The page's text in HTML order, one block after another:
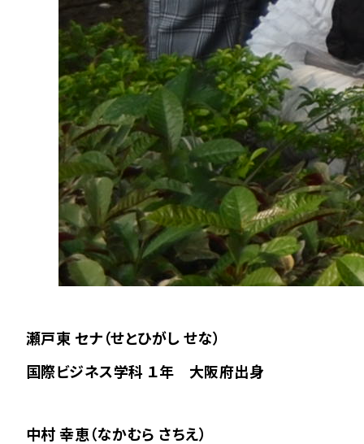
瀬戸東 セナ（せとひがし せな）
国際ビジネス学科 １年 大阪府出身
中村 幸恵（なかむら さちえ）